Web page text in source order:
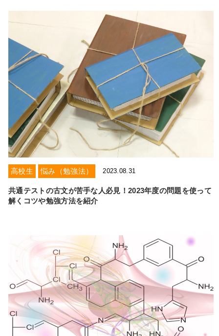
高校生 悩み（勉強法） 2023.08.31
共通テストの古文が苦手な人必見！2023年度の問題を使って
解くコツや勉強方法を紹介